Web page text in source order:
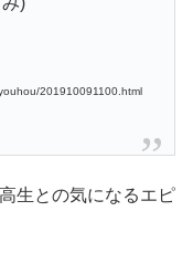
201910091100.html
生との気になるエピ